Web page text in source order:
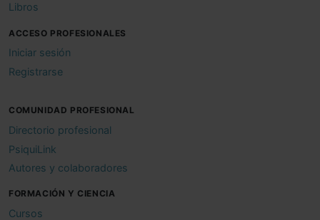
Libros
ACCESO PROFESIONALES
Iniciar sesión
Registrarse
COMUNIDAD PROFESIONAL
Directorio profesional
PsiquiLink
Autores y colaboradores
FORMACIÓN Y CIENCIA
Cursos